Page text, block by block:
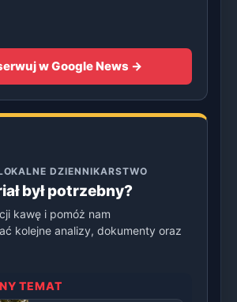
w Google News →
DZIENNIKARSTWO
był potrzebny?
kawę i pomóż nam
kolejne analizy, dokumenty oraz
TEMAT